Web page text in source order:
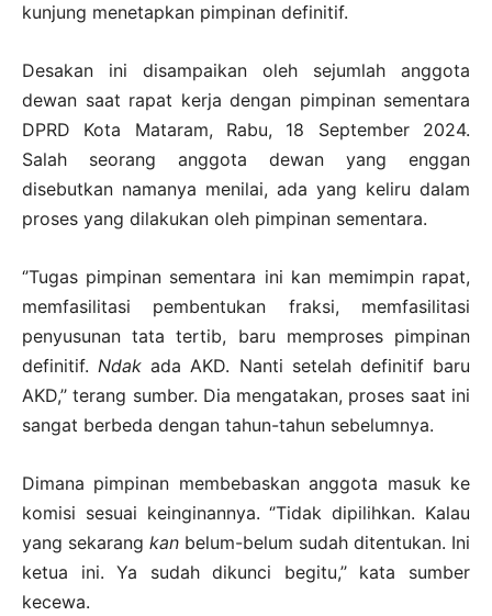
kunjung menetapkan pimpinan definitif.
Desakan ini disampaikan oleh sejumlah anggota
dewan saat rapat kerja dengan pimpinan sementara
DPRD Kota Mataram, Rabu, 18 September 2024.
Salah seorang anggota dewan yang enggan
disebutkan namanya menilai, ada yang keliru dalam
proses yang dilakukan oleh pimpinan sementara.
‘’Tugas pimpinan sementara ini kan memimpin rapat,
memfasilitasi pembentukan fraksi, memfasilitasi
penyusunan tata tertib, baru memproses pimpinan
definitif.Ndak ada AKD. Nanti setelah definitif baru
AKD,’’ terang sumber. Dia mengatakan, proses saat ini
sangat berbeda dengan tahun-tahun sebelumnya.
Dimana pimpinan membebaskan anggota masuk ke
komisi sesuai keinginannya. ‘’Tidak dipilihkan. Kalau
yang sekarang kan belum-belum sudah ditentukan. Ini
ketua ini. Ya sudah dikunci begitu,’’ kata sumber
kecewa.